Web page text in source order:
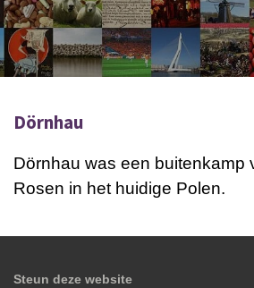
Dörnhau
Dörnhau was een buitenkamp
Rosen in het huidige Polen.
Steun deze website